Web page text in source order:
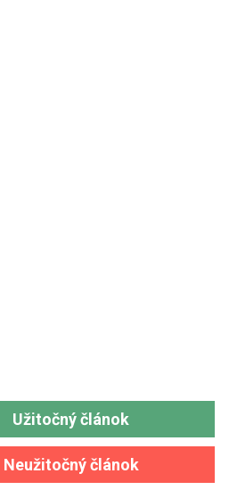
Užitočný článok
Neužitočný článok